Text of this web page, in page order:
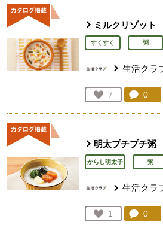
ミルクリゾット
すくすく 粥
生活クラ
お気に入り登
7
人が登録
コメ
0
明太プチプチ粥
からし明太子 粥
生活クラ
お気に入り登
1
人が登録
コメ
0